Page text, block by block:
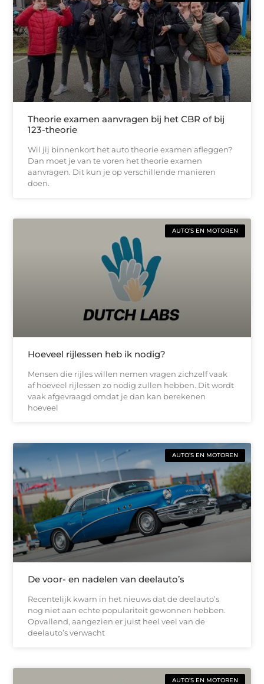
Theorie examen aanvragen bij het CBR of bij
123-theorie
Wil jij binnenkort het auto theorie examen afleggen?
Dan moet je van te voren het theorie examen
aanvragen. Dit kun je op verschillende manieren
doen.
AUTO’S EN MOTOREN
Hoeveel rijlessen heb ik nodig?
Mensen die rijles willen nemen vragen zichzelf vaak
af hoeveel rijlessen zo nodig zullen hebben. Dit wordt
vaak afgevraagd omdat je dan kan berekenen
hoeveel
AUTO’S EN MOTOREN
De voor- en nadelen van deelauto’s
Recentelijk kwam in het nieuws dat de deelauto’s
nog niet aan echte populariteit gewonnen hebben.
Opvallend, aangezien er juist heel veel van de
deelauto’s verwacht
AUTO’S EN MOTOREN